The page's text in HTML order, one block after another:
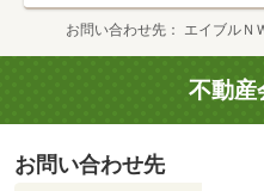
お問い合わせ先 エイブルＮ
不動産
お問い合わせ先